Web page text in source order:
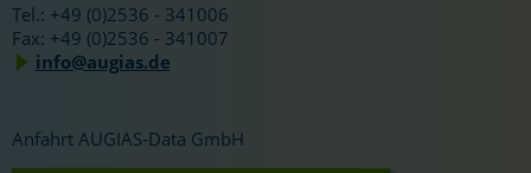
Tel.: +49 (0)2536 - 341006
Fax: +49 (0)2536 - 341007
info@augias.de
Anfahrt AUGIAS-Data GmbH